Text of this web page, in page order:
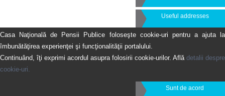
Useful addresses
Casa Naţională de Pensii Publice foloseşte cookie-uri pentru a ajuta la
îmbunătăţirea experienţei şi funcţionalităţii portalului.
Continuând, îţi exprimi acordul asupra folosirii cookie-urilor. Află detalii despre
cookie-uri.
Sunt de acord